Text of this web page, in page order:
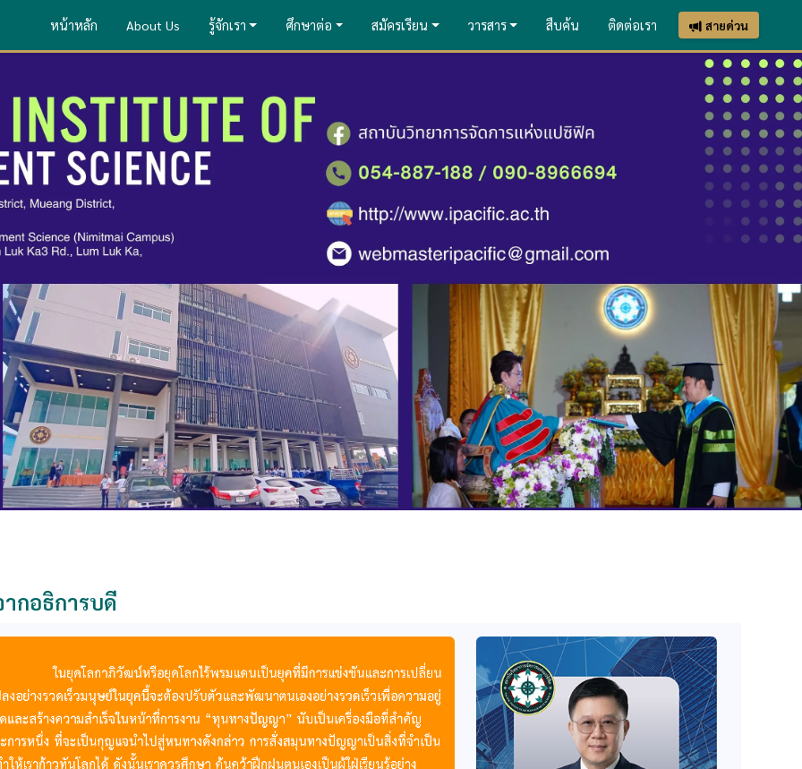
หน้าหลัก About Us รู้จักเรา ศึกษาต่อ สมัครเรียน วารสาร สืบค้น ติดต่อเรา สายด่วน
กอธิการบดี